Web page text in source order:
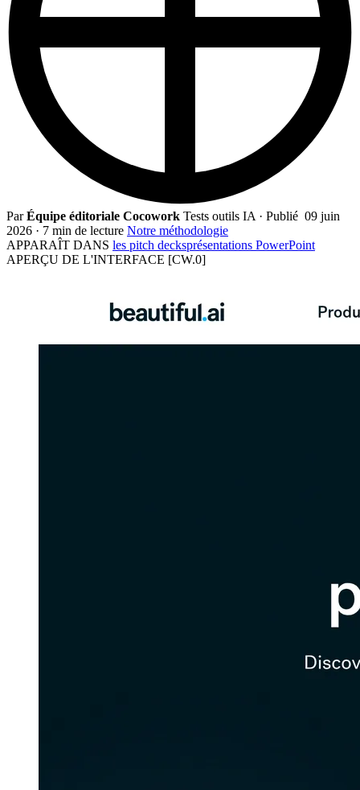
ParÉquipe éditoriale Cocowork Tests outils IA · Publié 09 juin
2026 · 7 min de lecture Notre méthodologie
APPARAÎT DANS les pitch decksprésentations PowerPoint
APERÇU DE L'INTERFACE [CW.0]